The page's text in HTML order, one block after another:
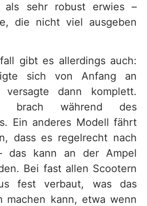
als sehr robust erwies –
die nicht viel ausgeben
gibt es allerdings auch:
sich von Anfang an
dann komplett.
brach während des
Ein anderes Modell fährt
dass es regelrecht nach
das kann an der Ampel
Bei fast allen Scootern
fest verbaut, was das
machen kann, etwa wenn